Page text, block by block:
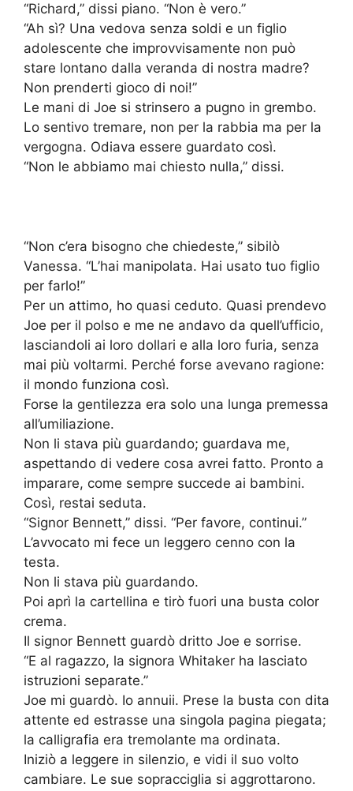
“Richard,” dissi piano. “Non è vero.”
“Ah sì? Una vedova senza soldi e un figlio
adolescente che improvvisamente non può
stare lontano dalla veranda di nostra madre?
Non prenderti gioco di noi!”
Le mani di Joe si strinsero a pugno in grembo.
Lo sentivo tremare, non per la rabbia ma per la
vergogna. Odiava essere guardato così.
“Non le abbiamo mai chiesto nulla,” dissi.
“Non c’era bisogno che chiedeste,” sibilò
Vanessa. “L’hai manipolata. Hai usato tuo figlio
per farlo!”
Per un attimo, ho quasi ceduto. Quasi prendevo
Joe per il polso e me ne andavo da quell’ufficio,
lasciandoli ai loro dollari e alla loro furia, senza
mai più voltarmi. Perché forse avevano ragione:
il mondo funziona così.
Forse la gentilezza era solo una lunga premessa
all’umiliazione.
Non li stava più guardando; guardava me,
aspettando di vedere cosa avrei fatto. Pronto a
imparare, come sempre succede ai bambini.
Così, restai seduta.
“Signor Bennett,” dissi. “Per favore, continui.”
L’avvocato mi fece un leggero cenno con la
testa.
Non li stava più guardando.
Poi aprì la cartellina e tirò fuori una busta color
crema.
Il signor Bennett guardò dritto Joe e sorrise.
“E al ragazzo, la signora Whitaker ha lasciato
istruzioni separate.”
Joe mi guardò. Io annuii. Prese la busta con dita
attente ed estrasse una singola pagina piegata;
la calligrafia era tremolante ma ordinata.
Iniziò a leggere in silenzio, e vidi il suo volto
cambiare. Le sue sopracciglia si aggrottarono.